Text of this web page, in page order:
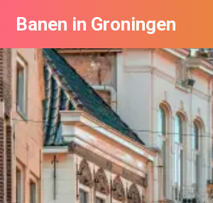
Banen in Groningen
Vacatures per bedrijf
De populairste vacatures in Groningen
Nieuwsbrief feed